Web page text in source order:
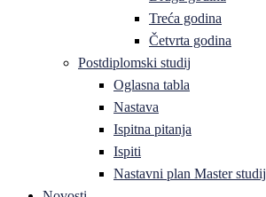
Treća godina
Četvrta godina
Postdiplomski studij
Oglasna tabla
Nastava
Ispitna pitanja
Ispiti
Nastavni plan Master studij